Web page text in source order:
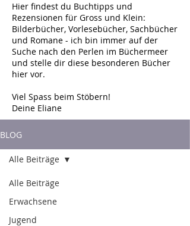
Hier findest du Buchtipps und
Rezensionen für Gross und Klein:
Bilderbücher, Vorlesebücher, Sachbücher
und Romane - ich bin immer auf der
Suche nach den Perlen im Büchermeer
und stelle dir diese besonderen Bücher
hier vor.
Viel Spass beim Stöbern!
Deine Eliane
BLOG
Alle Beiträge
Erwachsene
Jugend
Alle Beiträge